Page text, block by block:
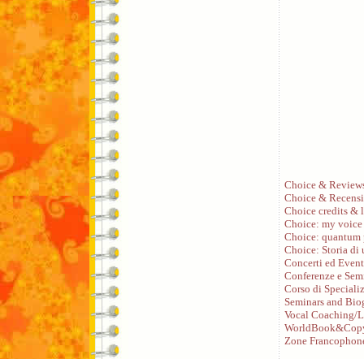
Choice &
Choice &
Choice credits &
Choice: my
Choice: quantum
Choice: Storia di
Concerti ed
Conferenze e
Corso di
Seminars and
Vocal Coaching/
Zone